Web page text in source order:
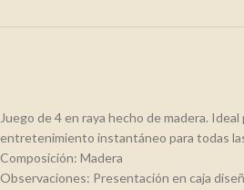
Juego de 4 en raya hecho de madera.
entretenimiento instantáneo para todas
Composición: Madera
Observaciones: Presentación en caja